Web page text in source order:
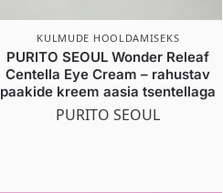
KULMUDE HOOLDAMISEKS
PURITO SEOUL Wonder Releaf
Centella Eye Cream – rahustav
paakide kreem aasia tsentellaga
PURITO SEOUL